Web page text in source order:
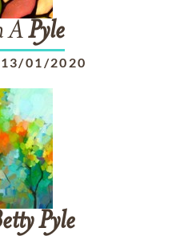
APyle
13/01/2020
Pyle